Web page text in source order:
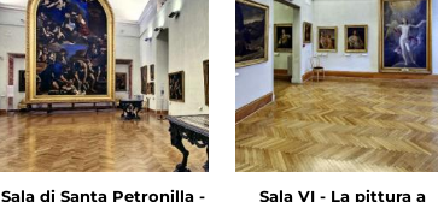
Sala di Santa Petronilla -
Sala VI - La pittura a